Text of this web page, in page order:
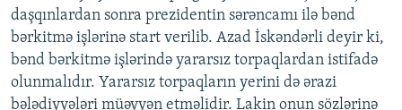
daşqınlardan sonra prezidentin sərəncamı ilə bənd
bərkitmə işlərinə start verilib. Azad İskəndərli deyir ki,
bənd bərkitmə işlərində yararsız torpaqlardan istifadə
olunmalıdır. Yararsız torpaqların yerini də ərazi
bələdiyyələri müəyyən etməlidir. Lakin onun sözlərinə